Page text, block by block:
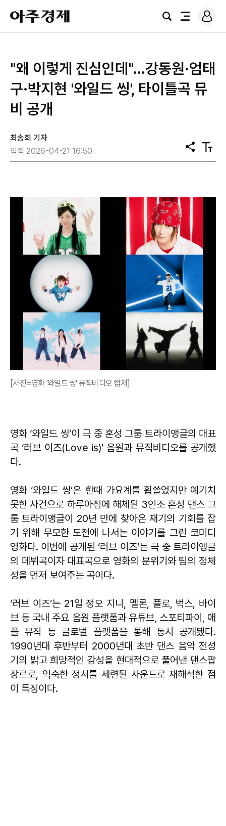
아
주
경
검
전
로
그
"왜 이렇게 진심인데"…강동원·엄태
구·박지현 '와일드 씽', 타이틀곡 뮤
비 공개
최송희 기자
입력 2026-04-21 16:50
공
유
텍
스
[사진=영화 '와일드 씽' 뮤직비디오 캡처]
영화 ‘와일드 씽’이 극 중 혼성 그룹 트라이앵글의 대표
곡 ‘러브 이즈(Love is)’ 음원과 뮤직비디오를 공개했
다.
영화 ‘와일드 씽’은 한때 가요계를 휩쓸었지만 예기치
못한 사건으로 하루아침에 해체된 3인조 혼성 댄스 그
룹 트라이앵글이 20년 만에 찾아온 재기의 기회를 잡
기 위해 무모한 도전에 나서는 이야기를 그린 코미디
영화다. 이번에 공개된 ‘러브 이즈’는 극 중 트라이앵글
의 데뷔곡이자 대표곡으로 영화의 분위기와 팀의 정체
성을 먼저 보여주는 곡이다.
‘러브 이즈’는 21일 정오 지니, 멜론, 플로, 벅스, 바이
브 등 국내 주요 음원 플랫폼과 유튜브, 스포티파이, 애
플 뮤직 등 글로벌 플랫폼을 통해 동시 공개됐다.
1990년대 후반부터 2000년대 초반 댄스 음악 전성
기의 밝고 희망적인 감성을 현대적으로 풀어낸 댄스팝
장르로, 익숙한 정서를 세련된 사운드로 재해석한 점
이 특징이다.